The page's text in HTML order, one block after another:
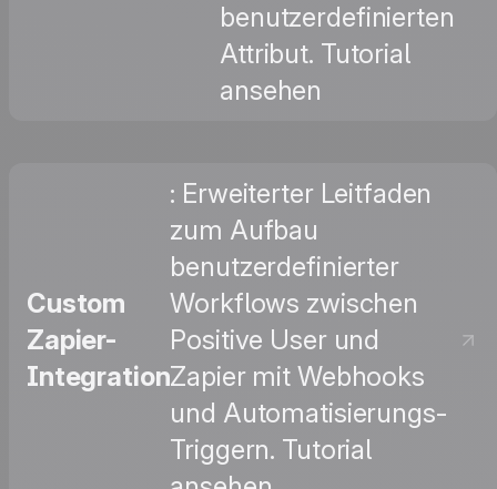
benutzerdefinierten
Attribut. Tutorial
ansehen
Custom
Zapier-
Integration
: Erweiterter Leitfaden
zum Aufbau
benutzerdefinierter
Workflows zwischen
Positive User und
Zapier mit Webhooks
und Automatisierungs-
Triggern. Tutorial